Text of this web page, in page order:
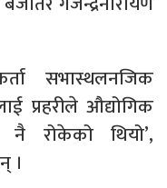
सभास्थलनजिक
प्रहरीले औद्योगिक
नै रोकेको थियो’,
।